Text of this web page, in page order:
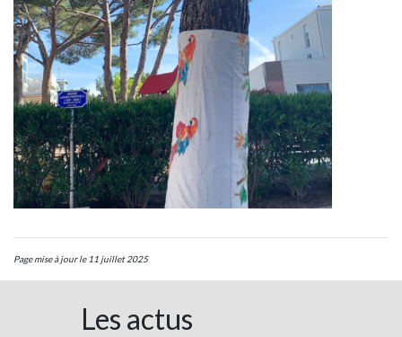
Page mise à jour le 11 juillet 2025
Les actus